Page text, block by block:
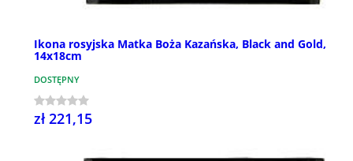
Ikona rosyjska Matka Boża Kazańska, Black and Gold,
14x18cm
DOSTĘPNY
zł 221,15